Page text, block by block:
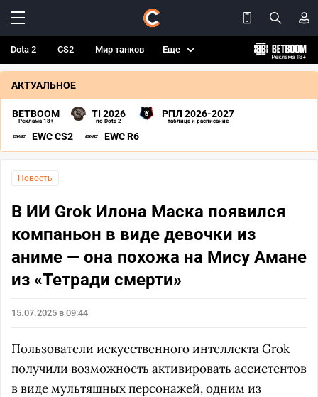
Dota 2 CS2 Мир танков Еще
АКТУАЛЬНОЕ
BETBOOM
Реклама 18+
TI 2026
по Dota 2
РПЛ 2026-2027
таблица и расписание
EWC CS2 EWC R6
Новость
В ИИ Grok Илона Маска появился
компаньон в виде девочки из
аниме — она похожа на Мису Амане
из «Тетради смерти»
15.07.2025 в 09:44
Пользователи искусственного интеллекта Grok
получили возможность активировать ассистентов
в виде мультяшных персонажей, одним из